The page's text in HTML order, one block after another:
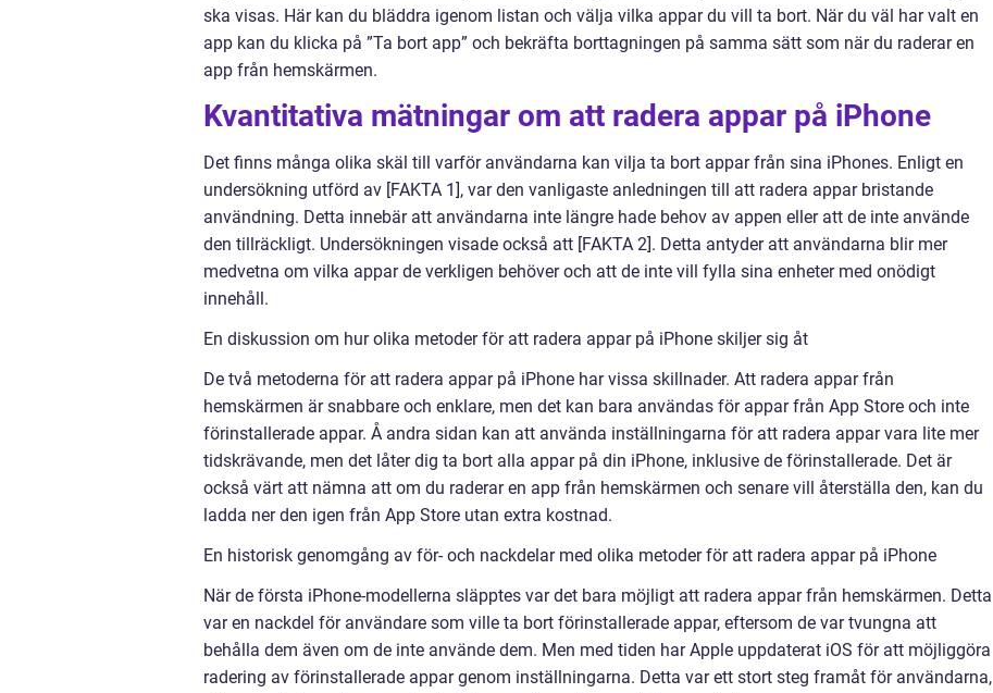
ska visas. Här kan du bläddra igenom listan och välja vilka appar du vill ta bort. När du väl har valt en
app kan du klicka på ”Ta bort app” och bekräfta borttagningen på samma sätt som när du raderar en
app från hemskärmen.
Kvantitativa mätningar om att radera appar på iPhone
Det finns många olika skäl till varför användarna kan vilja ta bort appar från sina iPhones. Enligt en
undersökning utförd av [FAKTA 1], var den vanligaste anledningen till att radera appar bristande
användning. Detta innebär att användarna inte längre hade behov av appen eller att de inte använde
den tillräckligt. Undersökningen visade också att [FAKTA 2]. Detta antyder att användarna blir mer
medvetna om vilka appar de verkligen behöver och att de inte vill fylla sina enheter med onödigt
innehåll.
En diskussion om hur olika metoder för att radera appar på iPhone skiljer sig åt
De två metoderna för att radera appar på iPhone har vissa skillnader. Att radera appar från
hemskärmen är snabbare och enklare, men det kan bara användas för appar från App Store och inte
förinstallerade appar. Å andra sidan kan att använda inställningarna för att radera appar vara lite mer
tidskrävande, men det låter dig ta bort alla appar på din iPhone, inklusive de förinstallerade. Det är
också värt att nämna att om du raderar en app från hemskärmen och senare vill återställa den, kan du
ladda ner den igen från App Store utan extra kostnad.
En historisk genomgång av för- och nackdelar med olika metoder för att radera appar på iPhone
När de första iPhone-modellerna släpptes var det bara möjligt att radera appar från hemskärmen. Detta
var en nackdel för användare som ville ta bort förinstallerade appar, eftersom de var tvungna att
behålla dem även om de inte använde dem. Men med tiden har Apple uppdaterat iOS för att möjliggöra
radering av förinstallerade appar genom inställningarna. Detta var ett stort steg framåt för användarna,